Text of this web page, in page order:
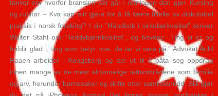
tanker om hvorfor bransjen vår går i retningen den gjør. Kursing
og rutinar – Kva kan ein gjera for å få færre tilfelle av diskutabel
praksis i norsk forsking? I sin ”Håndbok i sirkulærkvalitet” skriver
Walter Stahl om ”Teddybjørnkvalitet”, og hevder: ”Ting vi er og
forblir glad i, ting som betyr noe, de tar vi vare på.” Advokat Arild
Raaen arbeider i Kongsberg og ser ut til å påta seg oppdrag
innen mange av de mest alminnelige rettsområdene som familie
og arv, herunder barnesaker og skifte etter samlivsbrudd. Slik gjør